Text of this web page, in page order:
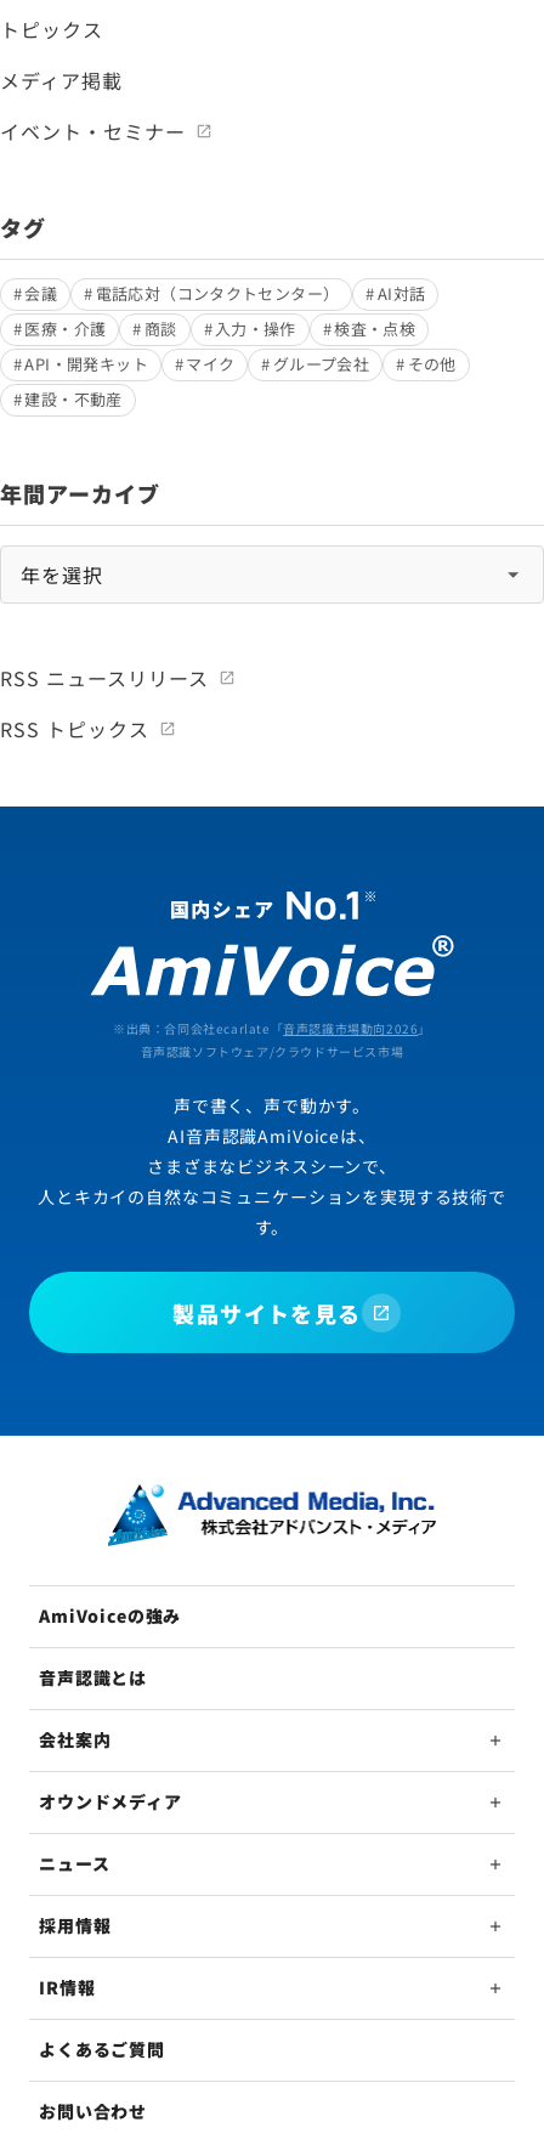
トピックス
メディア掲載
イベント・セミナー
タグ
会議 電話応対（コンタクトセンター）
AI対話
医療・介護
商談 入力・操作
検査・点検
API・開発キット
マイク グループ会社
その他
建設・不動産
年間アーカイブ
RSS ニュースリリース
RSS トピックス
※出典：合同会社ecarlate「音声認識市場動向2026 」
音声認識ソフトウェア/クラウドサービス市場
声で書く、声で動かす。
AI音声認識AmiVoiceは、
さまざまなビジネスシーンで、
人とキカイの自然なコミュニケーションを実現する技術で
す。
製品サイトを見る
AmiVoiceの強み
音声認識とは
会社案内
オウンドメディア
ニュース
採用情報
IR情報
よくあるご質問
お問い合わせ